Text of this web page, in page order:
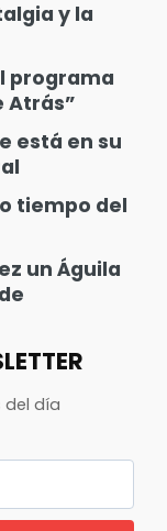
y la
programa
Atrás”
está en su
tiempo del
un Águila
del día